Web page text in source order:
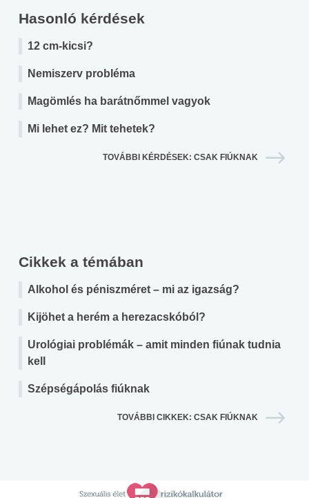
Hasonló kérdések
12 cm-kicsi?
Nemiszerv probléma
Magömlés ha barátnőmmel vagyok
Mi lehet ez? Mit tehetek?
TOVÁBBI KÉRDÉSEK: CSAK FIÚKNAK
Cikkek a témában
Alkohol és péniszméret – mi az igazság?
Kijöhet a herém a herezacskóból?
Urológiai problémák – amit minden fiúnak tudnia
kell
Szépségápolás fiúknak
TOVÁBBI CIKKEK: CSAK FIÚKNAK